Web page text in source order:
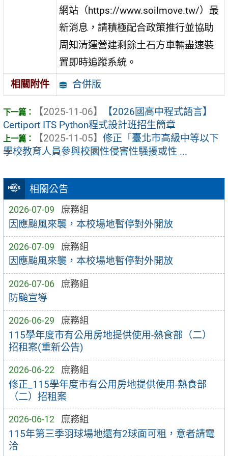
相關公告
2026-07-09 庶務組
因應颱風來襲，本校場地暫停對外開放
2026-07-09 庶務組
因應颱風來襲，本校場地暫停對外開放
2026-07-06 庶務組
防颱宣導
2026-06-29 庶務組
115學年度市有公用房地提供使用-熱食部（二）
招租案(重新公告)
2026-06-22 庶務組
修正_115學年度市有公用房地提供使用-熱食部
（二）招租案
2026-06-12 庶務組
115年第三季羽球場地還有2球面可租，意者請電
洽
網站（https://www.soilmove.tw/）最
新消息，請積極配合政策推行並協助
周知清運營建剩餘土石方車輛盡速裝
置即時追蹤系統。
相關附件
合併版
【2025-11-06】
【2026國高中程式語言】
Certiport ITS Python程式設計班招生簡章
【2025-11-05】 修正「臺北市高級中等以下
學校教育人員參與校園性侵害性騷擾或性 ...